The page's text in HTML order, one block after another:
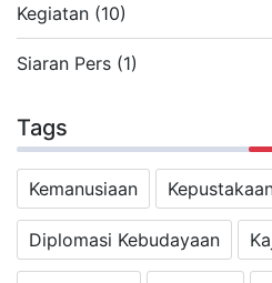
Kegiatan (10)
Siaran Pers (1)
Tags
Kemanusiaan
Diplomasi Kebudayaan